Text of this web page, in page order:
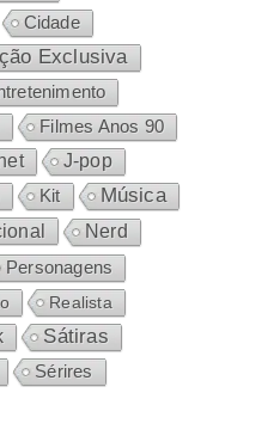
Cidade
Exclusiva
Filmes Anos 90
J-pop
Kit Música
Nerd
Personagens
Realista
Sátiras
Sérires